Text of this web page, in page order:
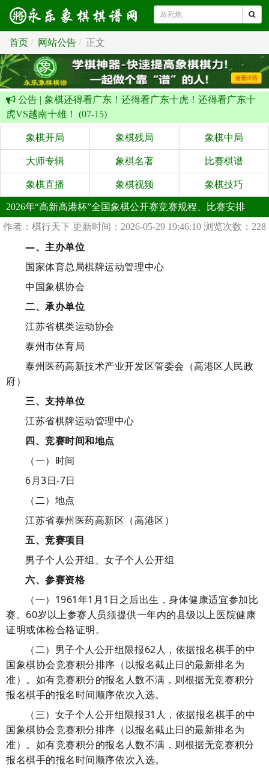
首页 网站公告 正文
公告 | 象棋还得看广东！还得看广东十虎！还得看广东十
虎VS越南十雄！ (07-15)
象棋开局 象棋残局 象棋中局
大师专辑 象棋名著 比赛棋谱
象棋直播 象棋视频 象棋技巧
2026年“高新高港杯”全国象棋公开赛竞赛规程、比赛安排
作者：棋行天下 更新时间：2026-05-29 19:46:10 浏览次数：228
—、主办单位
国家体育总局棋牌运动管理中心
中国象棋协会
二、承办单位
江苏省棋类运动协会
泰州市体育局
泰州医药高新技术产业开发区管委会（高港区人民政
府）
三、支持单位
江苏省棋牌运动管理中心
四、竞赛时间和地点
（一）时间
6月3日-7日
（二）地点
江苏省泰州医药高新区（高港区）
五、竞赛项目
男子个人公开组、女子个人公开组
六、参赛资格
（一） 1961年1月1日之后出生，身体健康适宜参加比
赛。60岁以上参赛人员须提供一年内的县级以上医院健康
证明或体检合格证明。
（二） 男子个人公开组限报62人，依据报名棋手的中
国象棋协会竞赛积分排序（以报名截止日的最新排名为
准）。如有竞赛积分的报名人数不满，则根据无竞赛积分
报名棋手的报名时间顺序依次入选。
（三） 女子个人公开组限报31人，依据报名棋手的中
国象棋协会竞赛积分排序（以报名截止日的最新排名为
准）。如有竞赛积分的报名人数不满，则根据无竞赛积分
报名棋手的报名时间顺序依次入选。